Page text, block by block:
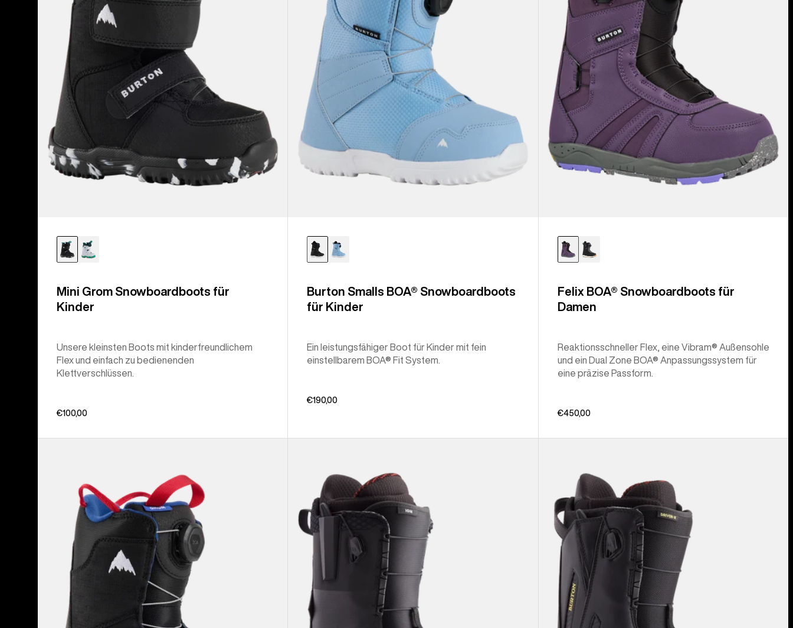
Mini Grom Snowboardboots für
Kinder
Unsere kleinsten Boots mit kinderfreundlichem
Flex und einfach zu bedienenden
Klettverschlüssen.
€100,00
Burton Smalls BOA® Snowboardboots
für Kinder
Ein leistungsfähiger Boot für Kinder mit fein
einstellbarem BOA® Fit System.
€190,00
Felix BOA® Snowboardboots für
Damen
Reaktionsschneller Flex, eine Vibram® Außensohle
und ein Dual Zone BOA® Anpassungssystem für
eine präzise Passform.
€450,00
Snowboardboots
Snowboard-
Herren
Snowboardboots
Herren